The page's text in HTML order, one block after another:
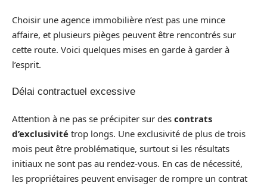
Choisir une agence immobilière n’est pas une mince
affaire, et plusieurs pièges peuvent être rencontrés sur
cette route. Voici quelques mises en garde à garder à
l’esprit.
Délai contractuel excessive
Attention à ne pas se précipiter sur des contrats
d’exclusivité trop longs. Une exclusivité de plus de trois
mois peut être problématique, surtout si les résultats
initiaux ne sont pas au rendez-vous. En cas de nécessité,
les propriétaires peuvent envisager de rompre un contrat